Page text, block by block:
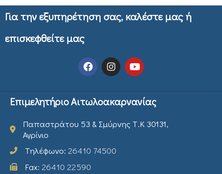
Για την εξυπηρέτηση σας, καλέστε μας ή
επισκεφθείτε μας
Επιμελητήριο Αιτωλοακαρνανίας
Παπαστράτου 53 & Σμύρνης Τ.Κ 30131,
Αγρίνιο
Τηλέφωνο: 26410 74500
Fax: 26410 22590